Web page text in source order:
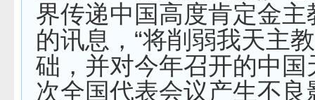
界传递中国高度肯定金主
的讯息，“将削弱我天主
础，并对今年召开的中国
次全国代表会议产生不良